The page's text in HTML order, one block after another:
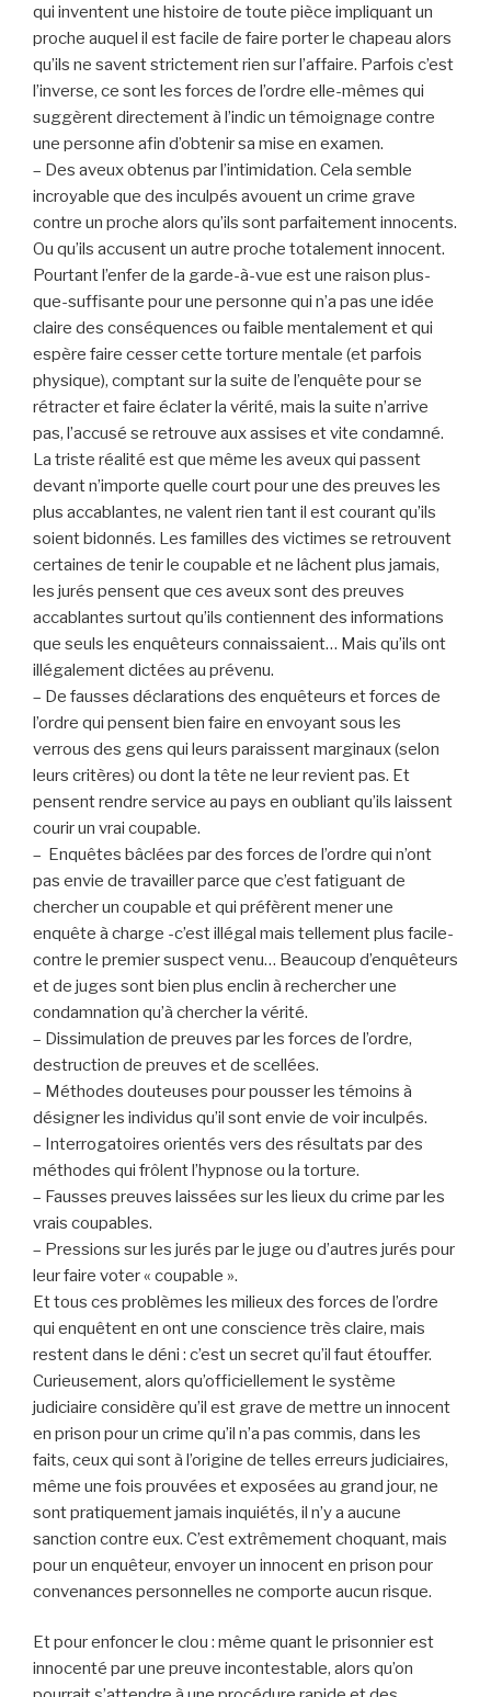
qui inventent une histoire de toute pièce impliquant un
proche auquel il est facile de faire porter le chapeau alors
qu’ils ne savent strictement rien sur l’affaire. Parfois c’est
l’inverse, ce sont les forces de l’ordre elle-mêmes qui
suggèrent directement à l’indic un témoignage contre
une personne afin d’obtenir sa mise en examen.
– Des aveux obtenus par l’intimidation. Cela semble
incroyable que des inculpés avouent un crime grave
contre un proche alors qu’ils sont parfaitement innocents.
Ou qu’ils accusent un autre proche totalement innocent.
Pourtant l’enfer de la garde-à-vue est une raison plus-
que-suffisante pour une personne qui n’a pas une idée
claire des conséquences ou faible mentalement et qui
espère faire cesser cette torture mentale (et parfois
physique), comptant sur la suite de l’enquête pour se
rétracter et faire éclater la vérité, mais la suite n’arrive
pas, l’accusé se retrouve aux assises et vite condamné.
La triste réalité est que même les aveux qui passent
devant n’importe quelle court pour une des preuves les
plus accablantes, ne valent rien tant il est courant qu’ils
soient bidonnés. Les familles des victimes se retrouvent
certaines de tenir le coupable et ne lâchent plus jamais,
les jurés pensent que ces aveux sont des preuves
accablantes surtout qu’ils contiennent des informations
que seuls les enquêteurs connaissaient… Mais qu’ils ont
illégalement dictées au prévenu.
– De fausses déclarations des enquêteurs et forces de
l’ordre qui pensent bien faire en envoyant sous les
verrous des gens qui leurs paraissent marginaux (selon
leurs critères) ou dont la tête ne leur revient pas. Et
pensent rendre service au pays en oubliant qu’ils laissent
courir un vrai coupable.
– Enquêtes bâclées par des forces de l’ordre qui n’ont
pas envie de travailler parce que c’est fatiguant de
chercher un coupable et qui préfèrent mener une
enquête à charge -c’est illégal mais tellement plus facile-
contre le premier suspect venu… Beaucoup d’enquêteurs
et de juges sont bien plus enclin à rechercher une
condamnation qu’à chercher la vérité.
– Dissimulation de preuves par les forces de l’ordre,
destruction de preuves et de scellées.
– Méthodes douteuses pour pousser les témoins à
désigner les individus qu’il sont envie de voir inculpés.
– Interrogatoires orientés vers des résultats par des
méthodes qui frôlent l’hypnose ou la torture.
– Fausses preuves laissées sur les lieux du crime par les
vrais coupables.
– Pressions sur les jurés par le juge ou d’autres jurés pour
leur faire voter « coupable ».
Et tous ces problèmes les milieux des forces de l’ordre
qui enquêtent en ont une conscience très claire, mais
restent dans le déni : c’est un secret qu’il faut étouffer.
Curieusement, alors qu’officiellement le système
judiciaire considère qu’il est grave de mettre un innocent
en prison pour un crime qu’il n’a pas commis, dans les
faits, ceux qui sont à l’origine de telles erreurs judiciaires,
même une fois prouvées et exposées au grand jour, ne
sont pratiquement jamais inquiétés, il n’y a aucune
sanction contre eux. C’est extrêmement choquant, mais
pour un enquêteur, envoyer un innocent en prison pour
convenances personnelles ne comporte aucun risque.
Et pour enfoncer le clou : même quant le prisonnier est
innocenté par une preuve incontestable, alors qu’on